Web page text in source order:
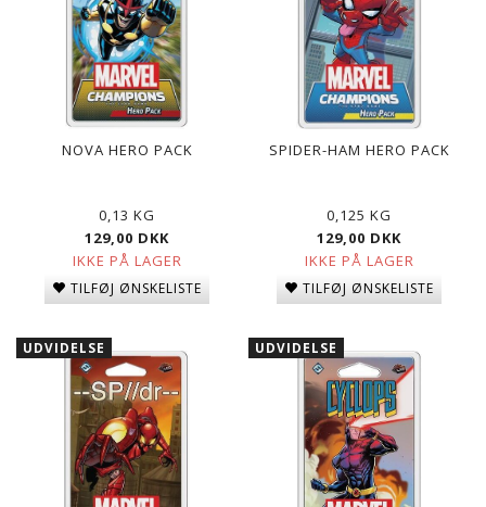
NOVA HERO PACK
0,13 KG
129,00 DKK
IKKE PÅ LAGER
TILFØJ ØNSKELISTE
SPIDER-HAM HERO PACK
0,125 KG
129,00 DKK
IKKE PÅ LAGER
TILFØJ ØNSKELISTE
UDVIDELSE UDVIDELSE